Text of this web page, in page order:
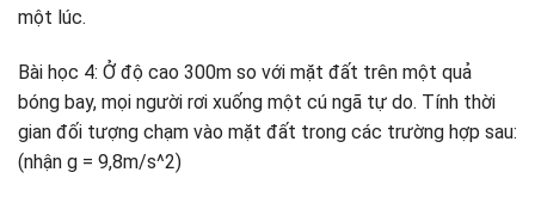
một lúc.
Bài học 4: Ở độ cao 300m so với mặt đất trên một quả
bóng bay, mọi người rơi xuống một cú ngã tự do. Tính thời
gian đối tượng chạm vào mặt đất trong các trường hợp sau:
(nhận g = 9,8m/s^2)